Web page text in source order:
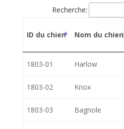
Recherche:
ID du chien Nom du chien
1803-01 Harlow
1803-02 Knox
1803-03 Bagnole